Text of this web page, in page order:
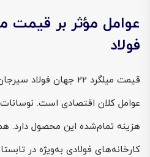
فولاد
قیمت میلگرد 22 جهان
عوامل کلان اقتصادی است. نوسانات
هزینه تمام‌شده این محصول دارد.
کارخانه‌های فولادی به‌ویژه در